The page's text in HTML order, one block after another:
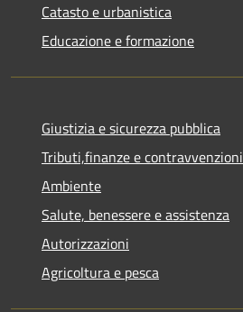
Catasto e urbanistica
Educazione e formazione
Giustizia e sicurezza pubblica
Tributi,finanze e contravvenzioni
Ambiente
Salute, benessere e assistenza
Autorizzazioni
Agricoltura e pesca